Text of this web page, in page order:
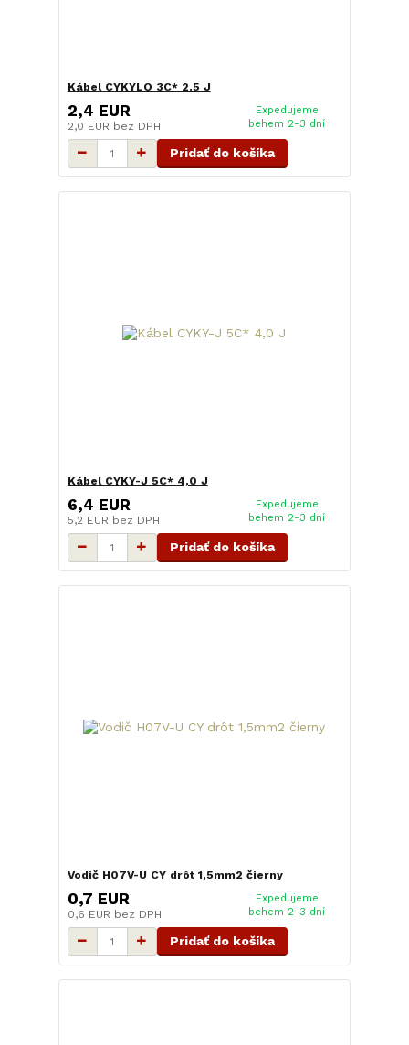
Kábel CYKYLO 3C* 2.5 J
2,4 EUR
2,0 EUR bez DPH
Expedujeme
behem 2-3 dní
Pridať do košíka
Kábel CYKY-J 5C* 4,0 J
6,4 EUR
5,2 EUR bez DPH
Expedujeme
behem 2-3 dní
Pridať do košíka
Vodič H07V-U CY drôt 1,5mm2 čierny
0,7 EUR
0,6 EUR bez DPH
Expedujeme
behem 2-3 dní
Pridať do košíka